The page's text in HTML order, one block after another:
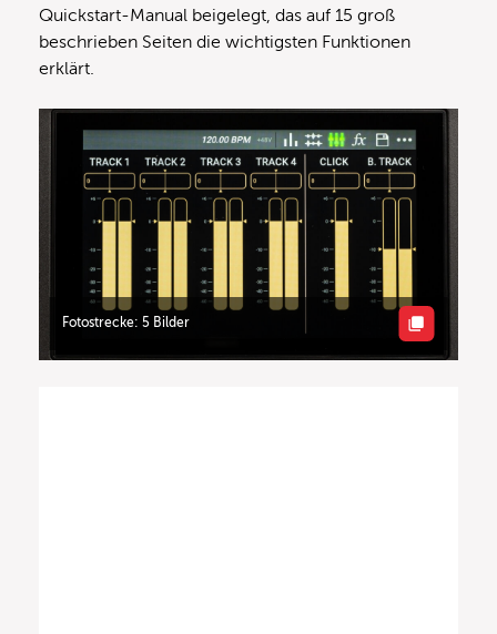
Quickstart-Manual beigelegt, das auf 15 groß
beschrieben Seiten die wichtigsten Funktionen
erklärt.
Fotostrecke: 5 Bilder